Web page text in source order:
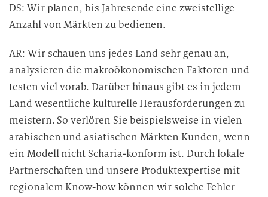
DS: Wir planen, bis Jahresende eine zweistellige
Anzahl von Märkten zu bedienen.
AR: Wir schauen uns jedes Land sehr genau an,
analysieren die makroökonomischen Faktoren und
testen viel vorab. Darüber hinaus gibt es in jedem
Land wesentliche kulturelle Herausforderungen zu
meistern. So verlören Sie beispielsweise in vielen
arabischen und asiatischen Märkten Kunden, wenn
ein Modell nicht Scharia-konform ist. Durch lokale
Partnerschaften und unsere Produktexpertise mit
regionalem Know-how können wir solche Fehler